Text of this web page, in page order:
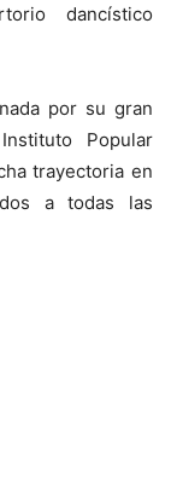
dancístico
por su gran
Popular
trayectoria en
a todas las